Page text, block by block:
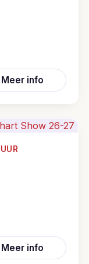
Meer info
Meer info